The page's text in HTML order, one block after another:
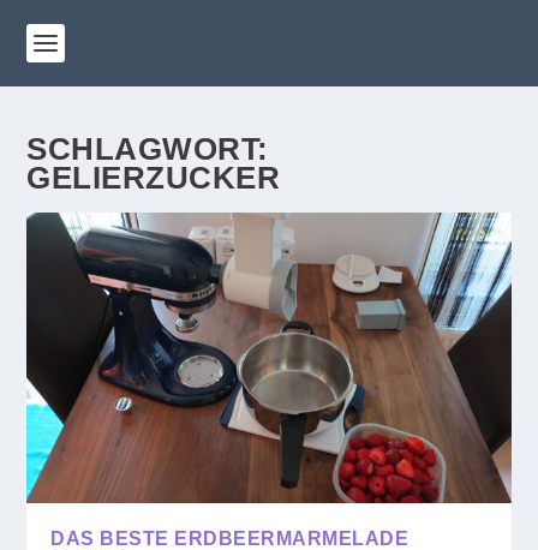
SCHLAGWORT:
GELIERZUCKER
DAS BESTE ERDBEERMARMELADE